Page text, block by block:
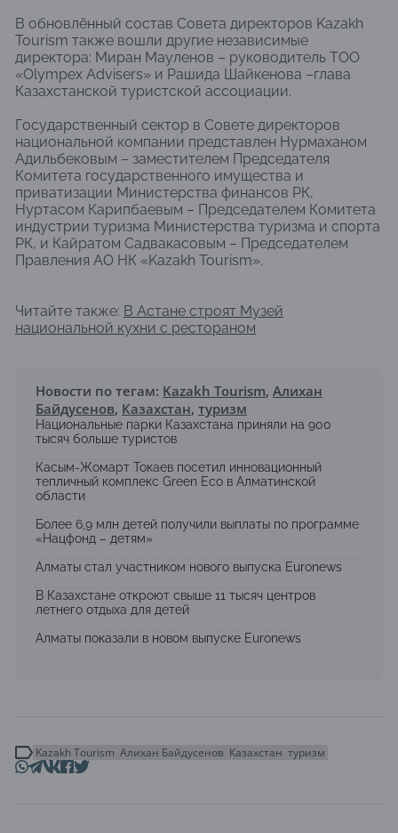
В обновлённый состав Совета директоров Kazakh
Tourism также вошли другие независимые
директора: Миран Мауленов – руководитель ТОО
«Olympex Advisers» и Рашида Шайкенова –глава
Казахстанской туристской ассоциации.
Государственный сектор в Совете директоров
национальной компании представлен Нурмаханом
Адильбековым – заместителем Председателя
Комитета государственного имущества и
приватизации Министерства финансов РК,
Нуртасом Карипбаевым – Председателем Комитета
индустрии туризма Министерства туризма и спорта
РК, и Кайратом Садвакасовым – Председателем
Правления АО НК «Kazakh Tourism».
Читайте также: В Астане строят Музей
национальной кухни с рестораном
Новости по тегам: Kazakh Tourism, Алихан
Байдусенов, Казахстан, туризм
Национальные парки Казахстана приняли на 900
тысяч больше туристов
Касым-Жомарт Токаев посетил инновационный
тепличный комплекс Green Eco в Алматинской
области
Более 6,9 млн детей получили выплаты по программе
«Нацфонд – детям»
Алматы стал участником нового выпуска Euronews
В Казахстане откроют свыше 11 тысяч центров
летнего отдыха для детей
Алматы показали в новом выпуске Euronews
Kazakh Tourism Алихан Байдусенов Казахстан туризм